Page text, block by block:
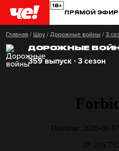
ПРЯМОЙ ЭФИР
Главная / Шоу / Дорожные войны / 3
ДОРОЖНЫЕ
359 выпуск ∙ 3 сезон